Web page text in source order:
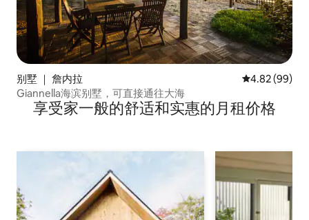
别墅 ｜ 詹内拉 平均评分 4.82
4.82 (99)
Giannella海滨别墅，可直接通往大海
享受家一般的舒适和实惠的月租价格